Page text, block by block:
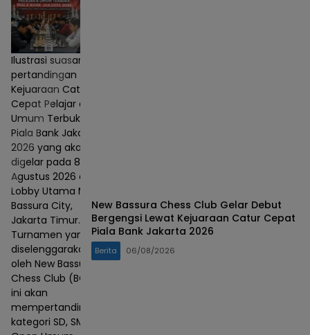
Ilustrasi suasana
pertandingan
Kejuaraan Catur
Cepat Pelajar dan
Umum Terbuka
Piala Bank Jakarta
2026 yang akan
digelar pada 8–9
Agustus 2026 di
Lobby Utama Mall
Bassura City,
Jakarta Timur.
Turnamen yang
diselenggarakan
oleh New Bassura
Chess Club (BCC)
ini akan
mempertandingkan
kategori SD, SMP,
New Bassura Chess Club Gelar Debut
Bergengsi Lewat Kejuaraan Catur Cepat
Piala Bank Jakarta 2026
Berita 06/08/2026